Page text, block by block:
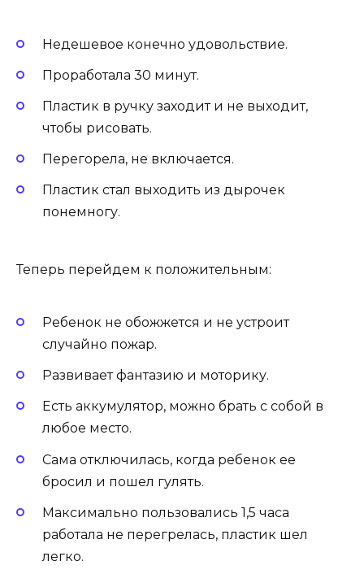
Недешевое конечно удовольствие.
Проработала 30 минут.
Пластик в ручку заходит и не выходит,
чтобы рисовать.
Перегорела, не включается.
Пластик стал выходить из дырочек
понемногу.
Теперь перейдем к положительным:
Ребенок не обожжется и не устроит
случайно пожар.
Развивает фантазию и моторику.
Есть аккумулятор, можно брать с собой в
любое место.
Сама отключилась, когда ребенок ее
бросил и пошел гулять.
Максимально пользовались 1,5 часа
работала не перегрелась, пластик шел
легко.